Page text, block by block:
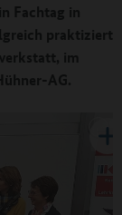
Fachtag in
praktiziert
im
AG.